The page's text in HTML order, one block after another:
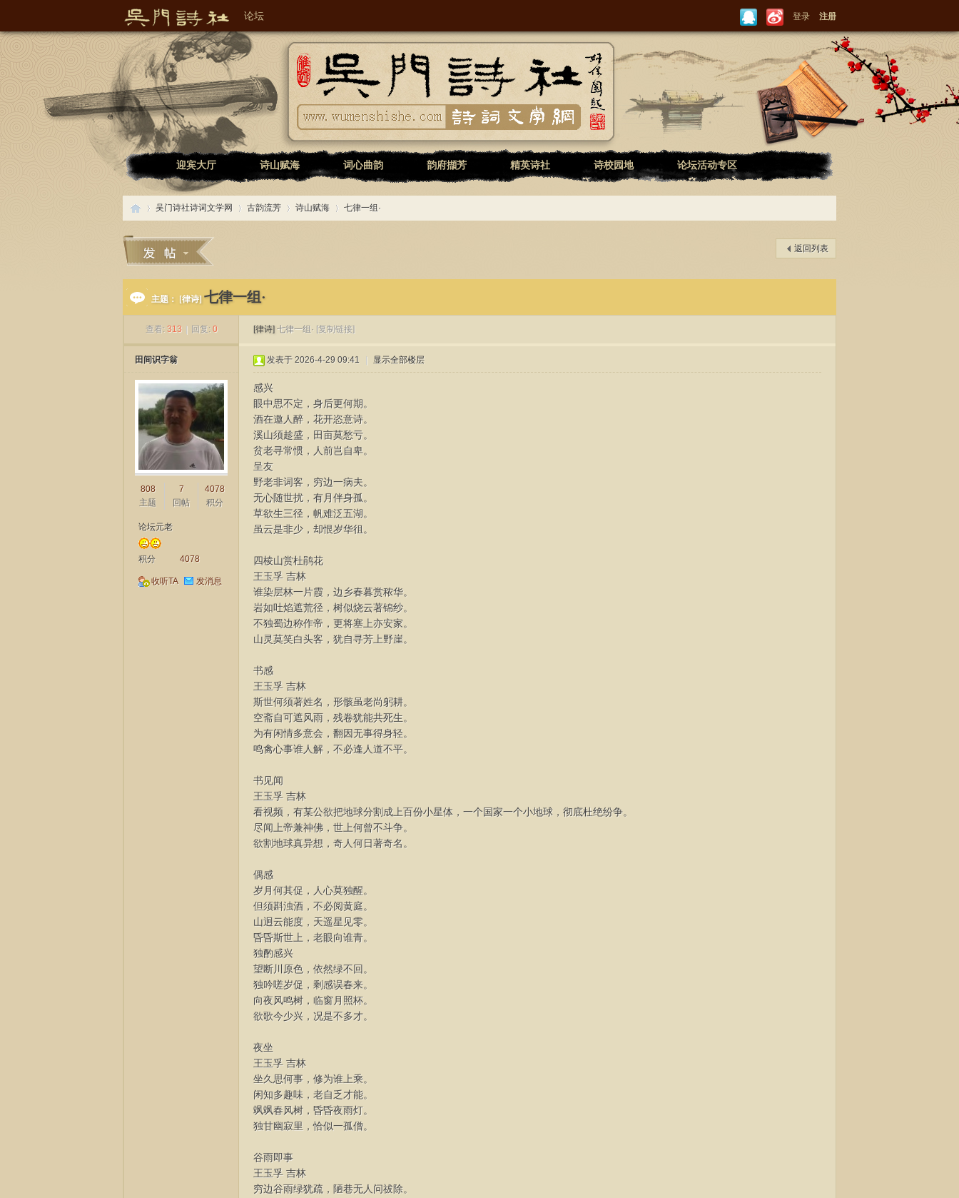
吴门诗社诗词文学网
论坛 登录 注册
迎宾大厅 诗山赋海 词心曲韵 韵府擷芳 精英诗社 诗校园地 论坛活动专区
吴门诗社诗词文学网 古韵流芳 诗山赋海 七律一组·
返回列表
主题： [律诗] 七律一组·
查看: 313 | 回复: 0 [律诗] 七律一组· [复制链接]
田间识字翁
808
主题
7
回帖
4078
积分
论坛元老
积分 4078
收听TA 发消息
发表于 2026-4-29 09:41 | 显示全部楼层
感兴
眼中思不定，身后更何期。
酒在邀人醉，花开恣意诗。
溪山须趁盛，田亩莫愁亏。
贫老寻常惯，人前岂自卑。
呈友
野老非词客，穷边一病夫。
无心随世扰，有月伴身孤。
草欲生三径，帆难泛五湖。
虽云是非少，却恨岁华徂。
四棱山赏杜鹃花
王玉孚 吉林
谁染层林一片霞，边乡春暮赏秾华。
岩如吐焰遮荒径，树似烧云著锦纱。
不独蜀边称作帝，更将塞上亦安家。
山灵莫笑白头客，犹自寻芳上野崖。
书感
王玉孚 吉林
斯世何须著姓名，形骸虽老尚躬耕。
空斋自可遮风雨，残卷犹能共死生。
为有闲情多意会，翻因无事得身轻。
鸣禽心事谁人解，不必逢人道不平。
书见闻
王玉孚 吉林
看视频，有某公欲把地球分割成上百份小星体，一个国家一个小地球，彻底杜绝纷争。
尽闻上帝兼神佛，世上何曾不斗争。
欲割地球真异想，奇人何日著奇名。
偶感
岁月何其促，人心莫独醒。
但须斟浊酒，不必阅黄庭。
山迥云能度，天遥星见零。
昏昏斯世上，老眼向谁青。
独酌感兴
望断川原色，依然绿不回。
独吟嗟岁促，剩感误春来。
向夜风鸣树，临窗月照杯。
欲歌今少兴，况是不多才。
夜坐
王玉孚 吉林
坐久思何事，修为谁上乘。
闲知多趣味，老自乏才能。
飒飒春风树，昏昏夜雨灯。
独甘幽寂里，恰似一孤僧。
谷雨即事
王玉孚 吉林
穷边谷雨绿犹疏，陋巷无人问祓除。